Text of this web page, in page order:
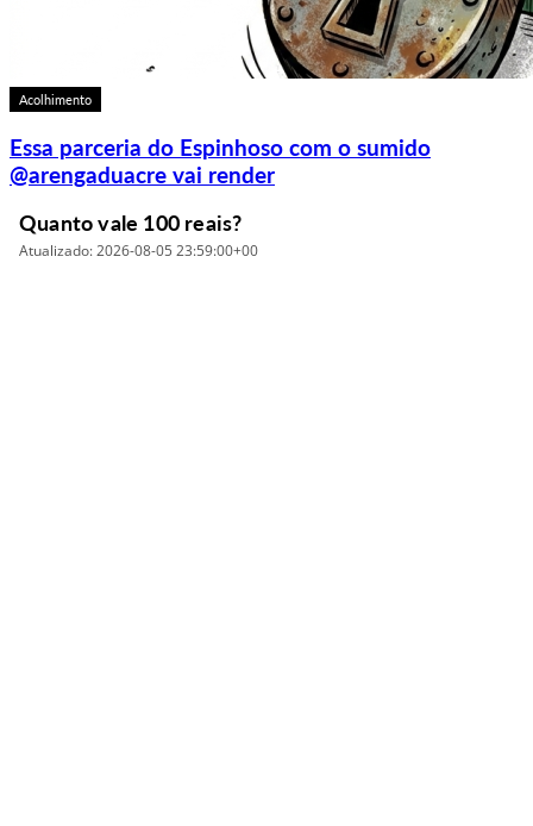
Acolhimento
Essa parceria do Espinhoso com o sumido
@arengaduacre vai render
Quanto vale 100 reais?
Atualizado: 2026-08-05 23:59:00+00